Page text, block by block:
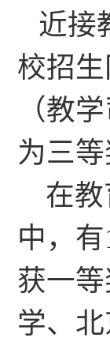
近接
校招
（教
为三
在教
中，
获一
学、